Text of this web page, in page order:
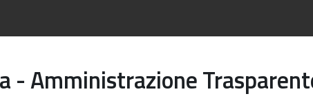
- Amministrazione